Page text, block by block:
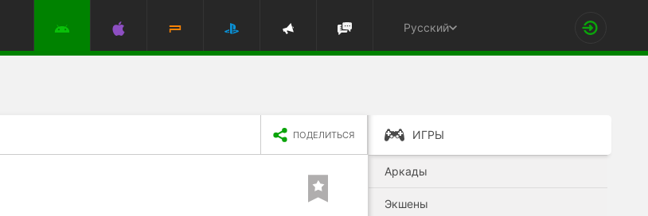
Русский
ПОДЕЛИТЬСЯ ИГРЫ
Аркады
Экшены